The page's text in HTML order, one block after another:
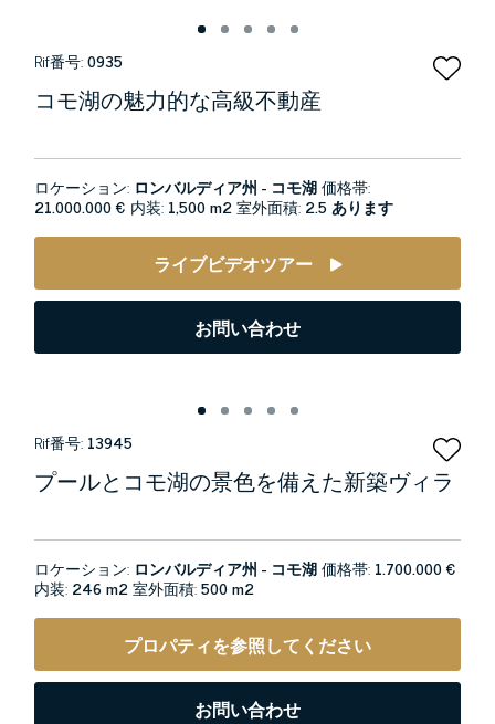
Rif番号:0935
コモ湖の魅力的な高級不動産
ロケーション: ロンバルディア州 - コモ湖価格帯:
21.000.000 € 内装: 1,500 m2室外面積: 2.5 あります
ライブビデオツアー
お問い合わせ
Rif番号: 13945
プールとコモ湖の景色を備えた新築ヴィラ
ロケーション: ロンバルディア州 - コモ湖価格帯: 1.700.000 €
内装: 246 m2室外面積:500 m2
プロパティを参照してください
お問い合わせ